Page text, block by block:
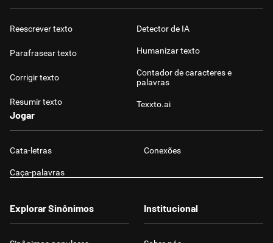
Reescrever texto
Parafrasear texto
Corrigir texto
Resumir texto
Detector de IA
Humanizar texto
Contador de caracteres e
palavras
Texxto.ai
Jogar
Cata-letras Conexões
Caça-palavras
Explorar Sinônimos Institucional